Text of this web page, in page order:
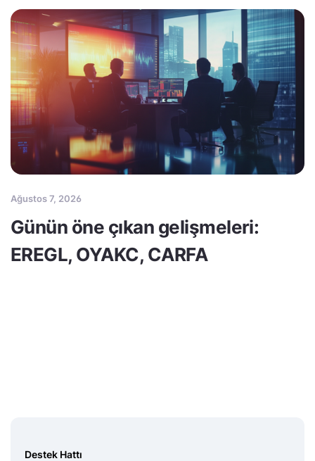
Ağustos 7, 2026
Günün öne çıkan gelişmeleri:
EREGL, OYAKC, CARFA
Destek Hattı